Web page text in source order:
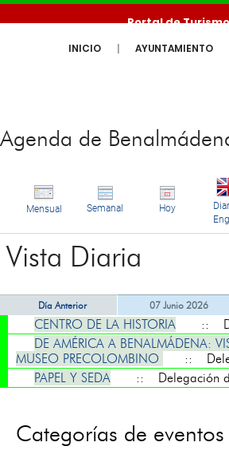
Portal de Turismo
INICIO AYUNTAMIENTO
Agenda de
Mensual Semanal Hoy
Vista Diaria
Día Anterior 07 Junio 2026
CENTRO DE LA HISTORIA
::
DE AMÉRICA A BENALMÁDENA:
MUSEO PRECOLOMBINO
::
PAPEL Y SEDA
:: Delegación
Categorías de